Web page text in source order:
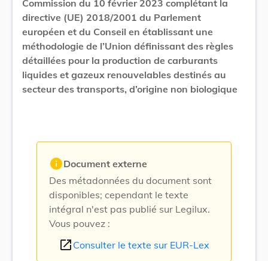
Commission du 10 février 2023 complétant la
directive (UE) 2018/2001 du Parlement
européen et du Conseil en établissant une
méthodologie de l’Union définissant des règles
détaillées pour la production de carburants
liquides et gazeux renouvelables destinés au
secteur des transports, d’origine non biologique
infoDocument externe
Des métadonnées du document sont
disponibles; cependant le texte
intégral n'est pas publié sur Legilux.
Vous pouvez :
open_in_new Consulter le texte sur EUR-Lex